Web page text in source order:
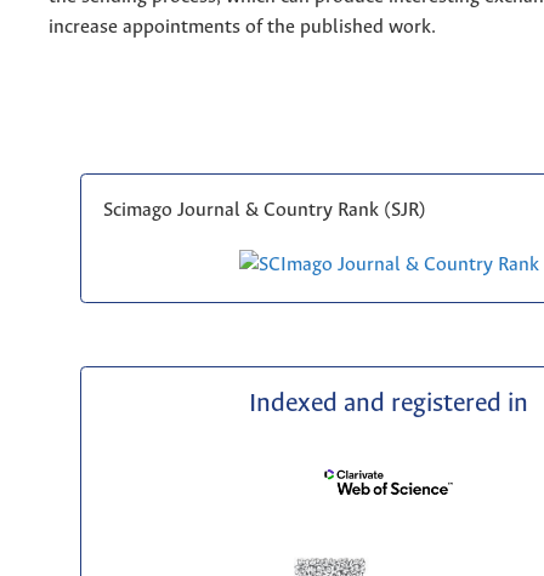
increase appointments of the published work.
Scimago Journal & Country Rank (SJR)
Indexed and registered in